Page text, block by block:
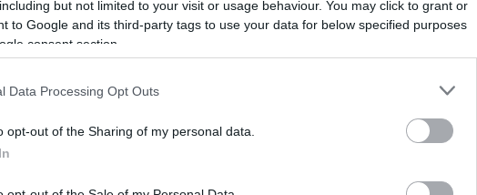
but not limited to your visit or usage behaviour. You may click to grant or
to Google and its third-party tags to use your data for below specified purposes
consent section.
Data Processing Opt Outs
opt-out of the Sharing of my personal data.
az RTL riporterének adott
híreket, melyek szerint nem fogja